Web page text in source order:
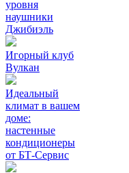
уровня
наушники
Джибиэль
Игорный клуб
Вулкан
Идеальный
климат в вашем
доме:
настенные
кондиционеры
от БТ-Сервис